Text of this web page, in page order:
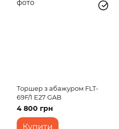
Торшер з абажуром FLT-
69F/1 E27 GAB
4 800 грн
Купити